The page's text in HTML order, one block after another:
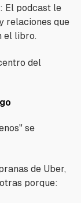
: El podcast le
relaciones que
el libro.
del
se
de Uber,
porque: